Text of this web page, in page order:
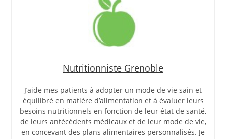
Nutritionniste Grenoble
J’aide mes patients à adopter un mode de vie sain et
équilibré en matière d’alimentation et à évaluer leurs
besoins nutritionnels en fonction de leur état de santé,
de leurs antécédents médicaux et de leur mode de vie,
en concevant des plans alimentaires personnalisés. Je